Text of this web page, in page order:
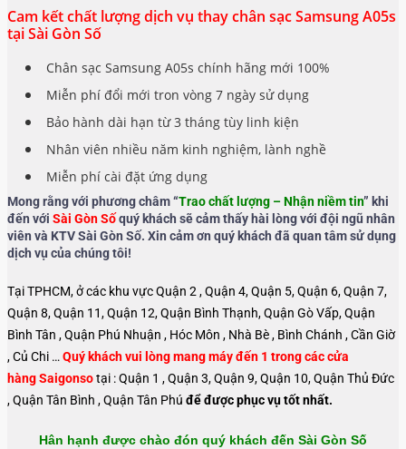
Cam kết chất lượng dịch vụ thay chân sạc Samsung A05s
tại Sài Gòn Số
Chân sạc Samsung A05s chính hãng mới 100%
Miễn phí đổi mới tron vòng 7 ngày sử dụng
Bảo hành dài hạn từ 3 tháng tùy linh kiện
Nhân viên nhiều năm kinh nghiệm, lành nghề
Miễn phí cài đặt ứng dụng
Mong rằng với phương châm “Trao chất lượng – Nhận niềm tin” khi
đến với Sài Gòn Sốquý khách sẽ cảm thấy hài lòng với đội ngũ nhân
viên và KTV Sài Gòn Số. Xin cảm ơn quý khách đã quan tâm sử dụng
dịch vụ của chúng tôi!
Tại TPHCM, ở các khu vực Quận 2 , Quận 4, Quận 5, Quận 6, Quận 7,
Quận 8, Quận 11, Quận 12, Quận Bình Thạnh, Quận Gò Vấp, Quận
Bình Tân , Quận Phú Nhuận , Hóc Môn , Nhà Bè , Bình Chánh , Cần Giờ
, Củ Chi … Quý khách vui lòng mang máy đến 1 trong các cửa
hàng Saigonsotại : Quận 1 , Quận 3, Quận 9, Quận 10, Quận Thủ Đức
, Quận Tân Bình , Quận Tân Phú để được phục vụ tốt nhất.
Hân hạnh được chào đón quý khách đến Sài Gòn Số